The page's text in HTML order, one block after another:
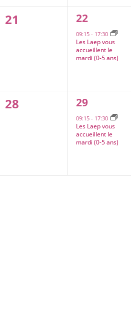
0
évènement,
21
1
évènement,
22
09:15 - 17:30
Les Laep vous
accueillent le
mardi (0-5 ans)
0
évènement,
28
1
évènement,
29
09:15 - 17:30
Les Laep vous
accueillent le
mardi (0-5 ans)